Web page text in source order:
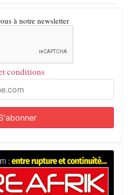
à notre newsletter
conditions